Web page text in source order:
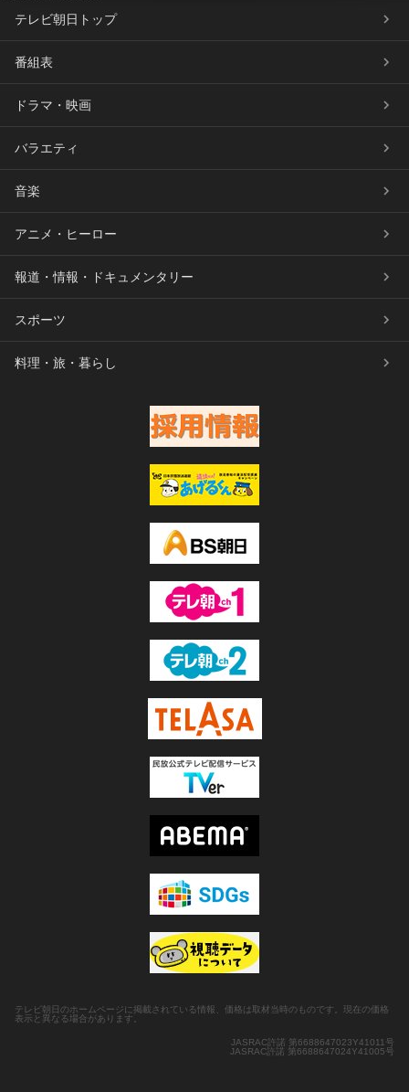
テレビ朝日トップ
番組表
ドラマ・映画
バラエティ
音楽
アニメ・ヒーロー
報道・情報・ドキュメンタリー
スポーツ
料理・旅・暮らし
テレビ朝日のホームページに掲載されている情報、価格は取材当時のものです。現在の価格
表示と異なる場合があります。
JASRAC許諾 第6688647023Y41011号
JASRAC許諾 第6688647024Y41005号